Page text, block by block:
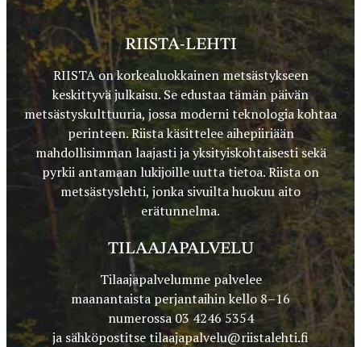
RIISTA-LEHTI
RIISTA on korkealuokkainen metsästykseen
keskittyvä julkaisu. Se edustaa tämän päivän
metsästyskulttuuria, jossa moderni teknologia kohtaa
perinteen. Riista käsittelee aihepiiriään
mahdollisimman laajasti ja yksityiskohtaisesti sekä
pyrkii antamaan lukijoille uutta tietoa. Riista on
metsästyslehti, jonka sivuilta huokuu aito
erätunnelma.
TILAAJAPALVELU
Tilaajapalvelumme palvelee
maanantaista perjantaihin kello 8–16
numerossa 03 4246 5354
ja sähköpostitsetilaajapalvelu@riistalehti.fi